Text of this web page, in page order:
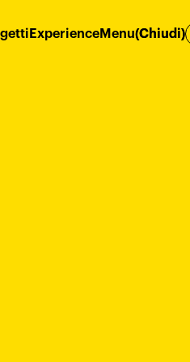
Progetti
ExperienceExperience
MenuMenu
(Chiudi)
(Chiudi)